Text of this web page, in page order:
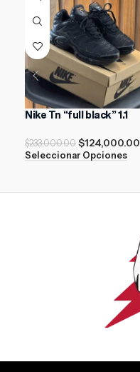
Nike Tn “full black” 1.1
$233,000.00 $124,000.00
Seleccionar Opciones